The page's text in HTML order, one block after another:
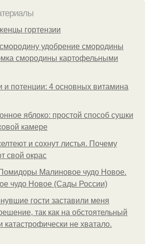
гортензии
удобрение смородины
смородины картофельными
и потенции: 4 основных витамина
яблоко: простой способ сушки
камере
и сохнут листья. Почему
свой окрас
Малиновое чудо Новое.
чудо Новое (Сады России)
гости заставили меня
так как на обстоятельный
катастрофически не хватало.